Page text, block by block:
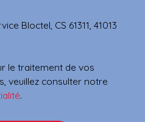
Bloctel, CS 61311, 41013
le traitement de vos
veuillez consulter notre
.